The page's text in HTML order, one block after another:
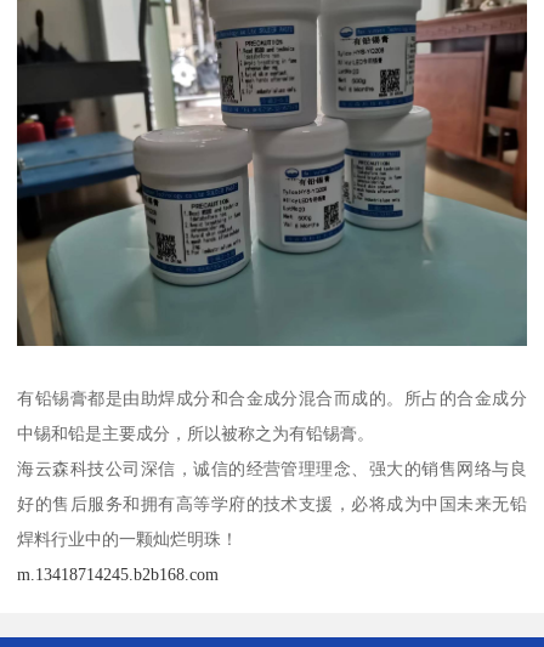
有铅锡膏都是由助焊成分和合金成分混合而成的。所占的合金成分
中锡和铅是主要成分，所以被称之为有铅锡膏。
海云森科技公司深信，诚信的经营管理理念、强大的销售网络与良
好的售后服务和拥有高等学府的技术支援，必将成为中国未来无铅
焊料行业中的一颗灿烂明珠！
m.13418714245.b2b168.com